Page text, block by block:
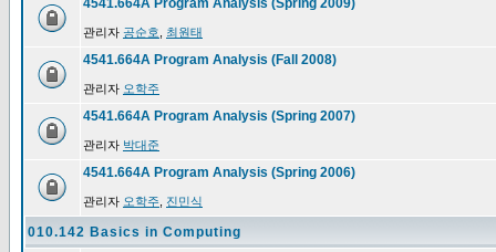
4541.664A Program Analysis (Spring 2009)
관리자 공순호 최원태
4541.664A Program Analysis (Fall 2008)
관리자 오학주
4541.664A Program Analysis (Spring 2007)
관리자 박대준
4541.664A Program Analysis (Spring 2006)
관리자 오학주 진민식
010.142 Basics in Computing